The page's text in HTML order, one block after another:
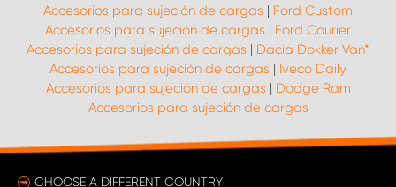
Accesorios para sujeción de cargas | Ford Custom
Accesorios para sujeción de cargas | Ford Courier
Accesorios para sujeción de cargas | Dacia Dokker Van*
Accesorios para sujeción de cargas | Iveco Daily
Accesorios para sujeción de cargas | Dodge Ram
Accesorios para sujeción de cargas
CHOOSE A DIFFERENT COUNTRY